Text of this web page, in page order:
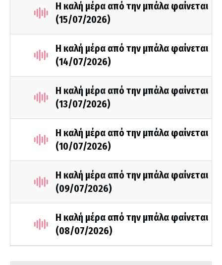
Η καλή μέρα από την μπάλα φαίνεται
(15/07/2026)
Η καλή μέρα από την μπάλα φαίνεται
(14/07/2026)
Η καλή μέρα από την μπάλα φαίνεται
(13/07/2026)
Η καλή μέρα από την μπάλα φαίνεται
(10/07/2026)
Η καλή μέρα από την μπάλα φαίνεται
(09/07/2026)
Η καλή μέρα από την μπάλα φαίνεται
(08/07/2026)